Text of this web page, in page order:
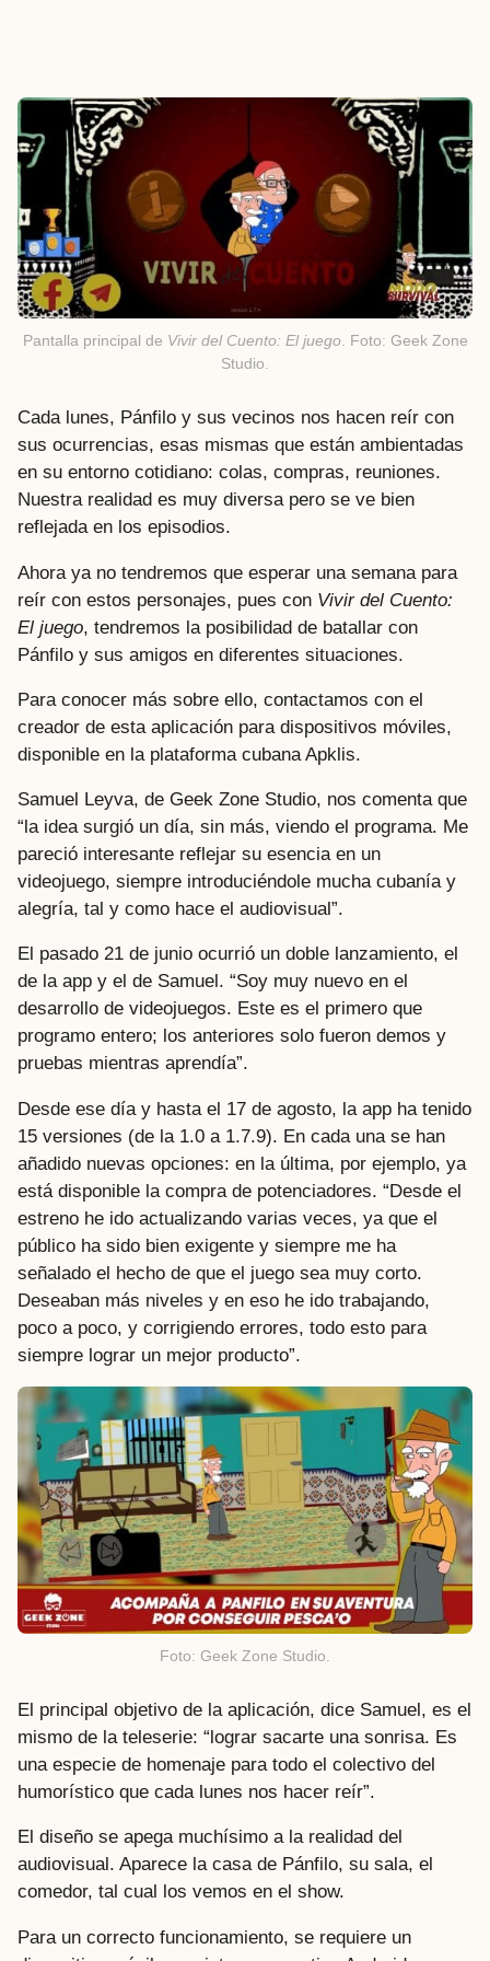
Pantalla principal de Vivir del Cuento: El juego. Foto: Geek Zone
Studio.
Cada lunes, Pánfilo y sus vecinos nos hacen reír con
sus ocurrencias, esas mismas que están ambientadas
en su entorno cotidiano: colas, compras, reuniones.
Nuestra realidad es muy diversa pero se ve bien
reflejada en los episodios.
Ahora ya no tendremos que esperar una semana para
reír con estos personajes, pues con Vivir del Cuento:
El juego, tendremos la posibilidad de batallar con
Pánfilo y sus amigos en diferentes situaciones.
Para conocer más sobre ello, contactamos con el
creador de esta aplicación para dispositivos móviles,
disponible en la plataforma cubana Apklis.
Samuel Leyva, de Geek Zone Studio, nos comenta que
“la idea surgió un día, sin más, viendo el programa. Me
pareció interesante reflejar su esencia en un
videojuego, siempre introduciéndole mucha cubanía y
alegría, tal y como hace el audiovisual”.
El pasado 21 de junio ocurrió un doble lanzamiento, el
de la app y el de Samuel. “Soy muy nuevo en el
desarrollo de videojuegos. Este es el primero que
programo entero; los anteriores solo fueron demos y
pruebas mientras aprendía”.
Desde ese día y hasta el 17 de agosto, la app ha tenido
15 versiones (de la 1.0 a 1.7.9). En cada una se han
añadido nuevas opciones: en la última, por ejemplo, ya
está disponible la compra de potenciadores. “Desde el
estreno he ido actualizando varias veces, ya que el
público ha sido bien exigente y siempre me ha
señalado el hecho de que el juego sea muy corto.
Deseaban más niveles y en eso he ido trabajando,
poco a poco, y corrigiendo errores, todo esto para
siempre lograr un mejor producto”.
Foto: Geek Zone Studio.
El principal objetivo de la aplicación, dice Samuel, es el
mismo de la teleserie: “lograr sacarte una sonrisa. Es
una especie de homenaje para todo el colectivo del
humorístico que cada lunes nos hacer reír”.
El diseño se apega muchísimo a la realidad del
audiovisual. Aparece la casa de Pánfilo, su sala, el
comedor, tal cual los vemos en el show.
Para un correcto funcionamiento, se requiere un